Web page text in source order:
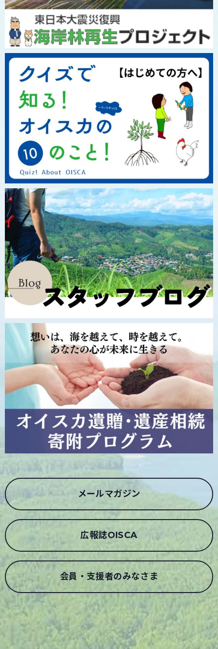
メールマガジン
広報誌OISCA
会員・支援者のみなさま